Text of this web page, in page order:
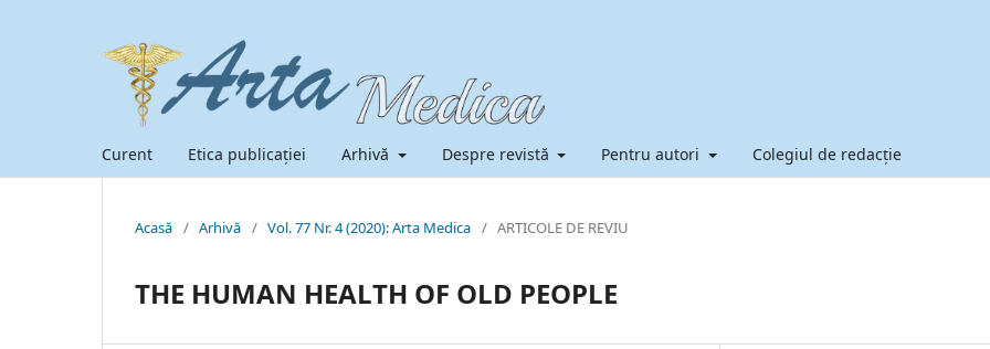
Curent Etica publicației Arhivă Despre revistă Pentru autori Colegiul de redacție
Acasă / Arhivă / Vol. 77 Nr. 4 (2020): Arta Medica / ARTICOLE DE REVIU
THE HUMAN HEALTH OF OLD PEOPLE